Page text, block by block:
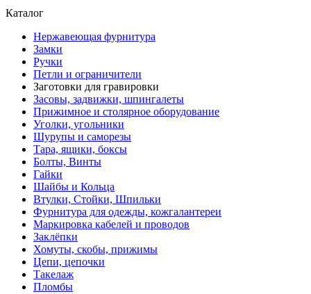
Каталог
Нержавеющая фурнитура
Замки
Ручки
Петли и ограничители
Заготовки для гравировки
Засовы, задвижки, шпингалеты
Прижимное и столярное оборудование
Уголки, угольники
Шурупы и саморезы
Тара, ящики, боксы
Болты, Винты
Гайки
Шайбы и Кольца
Втулки, Стойки, Шпильки
Фурнитура для одежды, кожгалантереи
Маркировка кабелей и проводов
Заклёпки
Хомуты, скобы, прижимы
Цепи, цепочки
Такелаж
Пломбы